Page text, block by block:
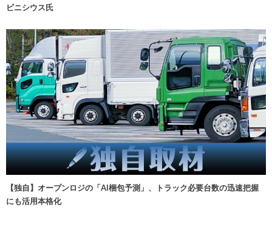
ビニシウス氏
【独自】オープンロジの「AI梱包予測」、トラック必要台数の迅速把握
にも活用本格化